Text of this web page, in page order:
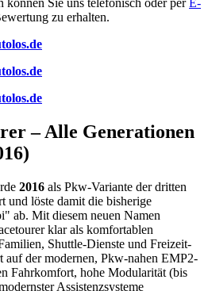
Sie uns telefonisch oder perE-
zu erhalten.
– Alle Generationen
2016 als Pkw-Variante der dritten
und löste damit die bisherige
ab. Mit diesem neuen Namen
klar als komfortablen
Shuttle-Dienste und Freizeit-
auf der modernen, Pkw-nahen EMP2-
Fahrkomfort, hohe Modularität (bis
Assistenzsysteme